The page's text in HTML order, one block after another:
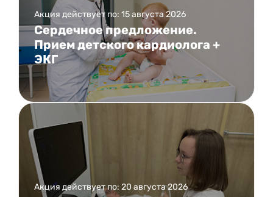
Акция действует по: 15 августа 2026
Сердечное предложение.
Прием детского кардиолога +
ЭКГ
Акция действует по: 20 августа 2026